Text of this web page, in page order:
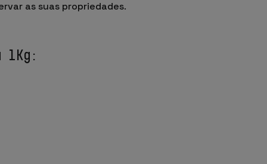
as suas propriedades.
1Kg: